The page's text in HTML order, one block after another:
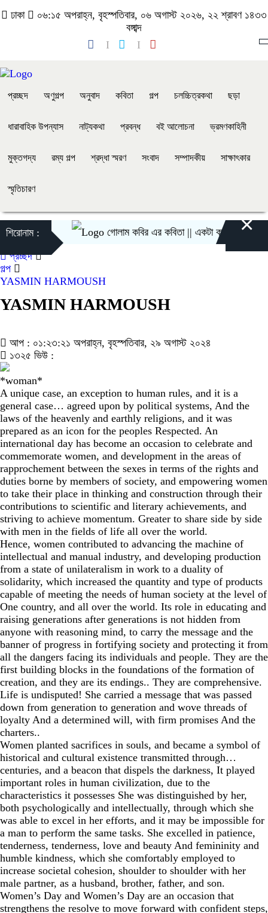
ঢাকা
০৬:১৫ অপরাহ্ন, বৃহস্পতিবার, ০৬ অগাস্ট ২০২৬, ২২ শ্রাবণ ১৪৩৩
বঙ্গাব্দ
প্রচ্ছদ অণুগল্প অনুবাদ কবিতা গল্প চলচ্চিত্রকথা ছড়া
ধারাবাহিক উপন্যাস নাট্যকথা প্রবন্ধ বই আলোচনা ভ্রমণকাহিনী
মুক্তগদ্য রম্য গল্প শ্রদ্ধা স্মরণ সংবাদ সম্পাদকীয় সাক্ষাৎকার
স্মৃতিচারণ
শিরোনাম : গোলাম কবির এর কবিতা || একটা কাঙ্ক্ষিত স্বপ্নের গল্প
×
প্রচ্ছদ
গল্প
YASMIN HARMOUSH
YASMIN HARMOUSH
আপ : ০১:২৩:২১ অপরাহ্ন, বৃহস্পতিবার, ২৯ অগাস্ট ২০২৪
১৩২৫ ভিউ :
*woman*
A unique case, an exception to human rules, and it is a
general case… agreed upon by political systems, And the
laws of the heavenly and earthly religions, and it was
prepared as an icon for the peoples Respected. An
international day has become an occasion to celebrate and
commemorate women, and development in the areas of
rapprochement between the sexes in terms of the rights and
duties borne by members of society, and empowering women
to take their place in thinking and construction through their
contributions to scientific and literary achievements, and
striving to achieve momentum. Greater to share side by side
with men in the fields of life all over the world.
Hence, women contributed to advancing the machine of
intellectual and manual industry, and developing production
from a state of unilateralism in work to a duality of
solidarity, which increased the quantity and type of products
capable of meeting the needs of human society at the level of
One country, and all over the world. Its role in educating and
raising generations after generations is not hidden from
anyone with reasoning mind, to carry the message and the
banner of progress in fortifying society and protecting it from
all the dangers facing its individuals and people. They are the
first building blocks in the foundations of the formation of
creation, and they are its endings.. They are comprehensive.
Life is undisputed! She carried a message that was passed
down from generation to generation and wove threads of
loyalty And a determined will, with firm promises And the
charters..
Women planted sacrifices in souls, and became a symbol of
historical and cultural existence transmitted through…
centuries, and a beacon that dispels the darkness, It played
important roles in human civilization, due to the
characteristics it possesses She was distinguished by her,
both psychologically and intellectually, through which she
was able to excel in her efforts, and it may be impossible for
a man to perform the same tasks. She excelled in patience,
tenderness, tenderness, love and beauty And femininity and
humble kindness, which she comfortably employed to
increase societal cohesion, shoulder to shoulder with her
male partner, as a husband, brother, father, and son.
Women’s Day and Women’s Day are an occasion that
strengthens the resolve to move forward with confident steps,